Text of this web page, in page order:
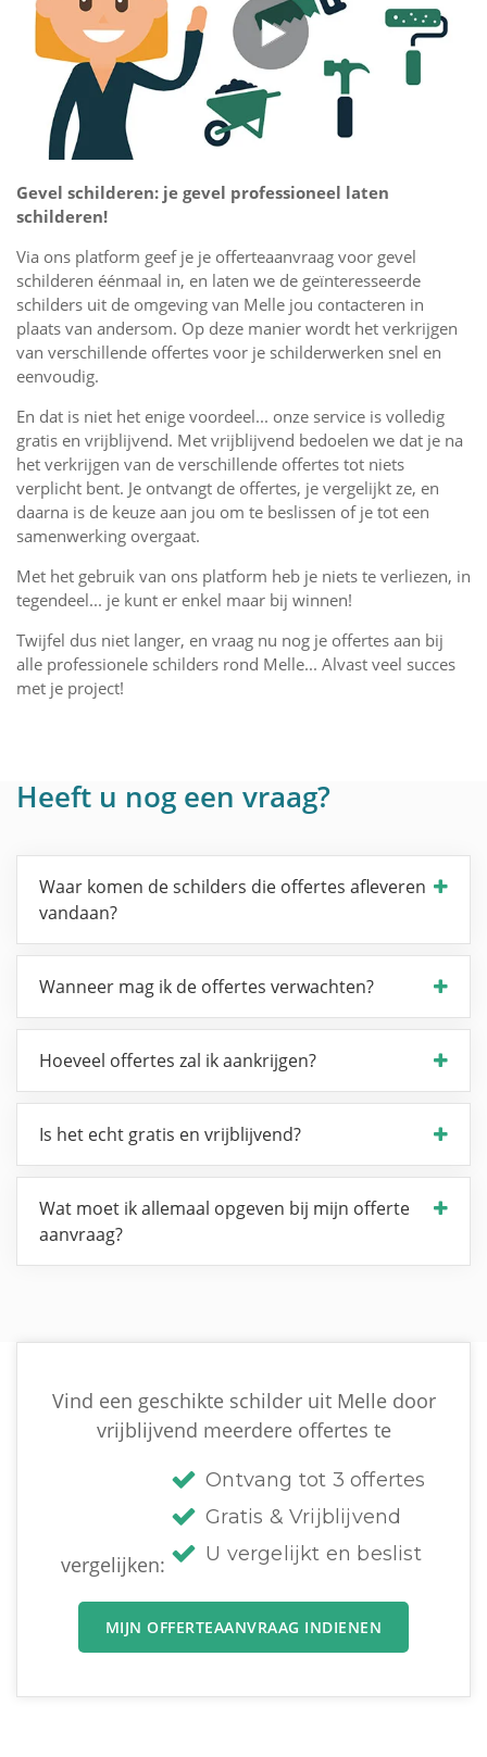
Gevel schilderen: je gevel professioneel laten
schilderen!
Via ons platform geef je je offerteaanvraag voor gevel
schilderen éénmaal in, en laten we de geïnteresseerde
schilders uit de omgeving van Melle jou contacteren in
plaats van andersom. Op deze manier wordt het verkrijgen
van verschillende offertes voor je schilderwerken snel en
eenvoudig.
En dat is niet het enige voordeel... onze service is volledig
gratis en vrijblijvend. Met vrijblijvend bedoelen we dat je na
het verkrijgen van de verschillende offertes tot niets
verplicht bent. Je ontvangt de offertes, je vergelijkt ze, en
daarna is de keuze aan jou om te beslissen of je tot een
samenwerking overgaat.
Met het gebruik van ons platform heb je niets te verliezen, in
tegendeel... je kunt er enkel maar bij winnen!
Twijfel dus niet langer, en vraag nu nog je offertes aan bij
alle professionele schilders rond Melle... Alvast veel succes
met je project!
Heeft u nog een vraag?
Waar komen de schilders die offertes afleveren
vandaan?
Wanneer mag ik de offertes verwachten?
Hoeveel offertes zal ik aankrijgen?
Is het echt gratis en vrijblijvend?
Wat moet ik allemaal opgeven bij mijn offerte
aanvraag?
Vind een geschikte schilder uit Melle door
vrijblijvend meerdere offertes te
vergelijken:
Ontvang tot 3 offertes
Gratis & Vrijblijvend
U vergelijkt en beslist
MIJN OFFERTEAANVRAAG INDIENEN